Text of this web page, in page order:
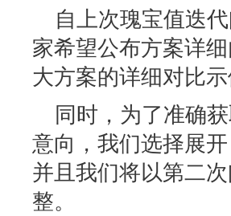
自上次瑰宝值迭
家希望公布方案详
大方案的详细对比
同时，为了准确
意向，我们选择展
并且我们将以第二
整。